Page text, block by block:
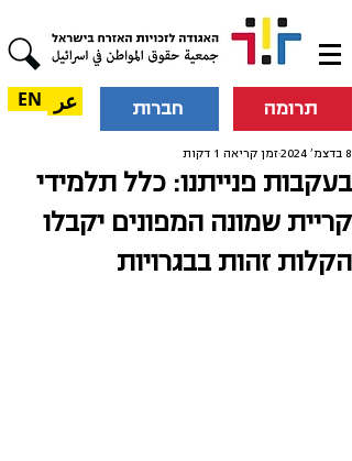
תרומה חברות عر EN
בעקבות פנייתנו: כלל תלמידי
קריית שמונה המפונים יקבלו
הקלות זהות בבגרויות
8 בדצמ׳ 2024 זמן קריאה 1 דקות